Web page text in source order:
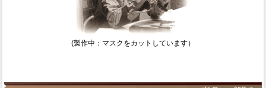
(製作中：マスクをカットしています）